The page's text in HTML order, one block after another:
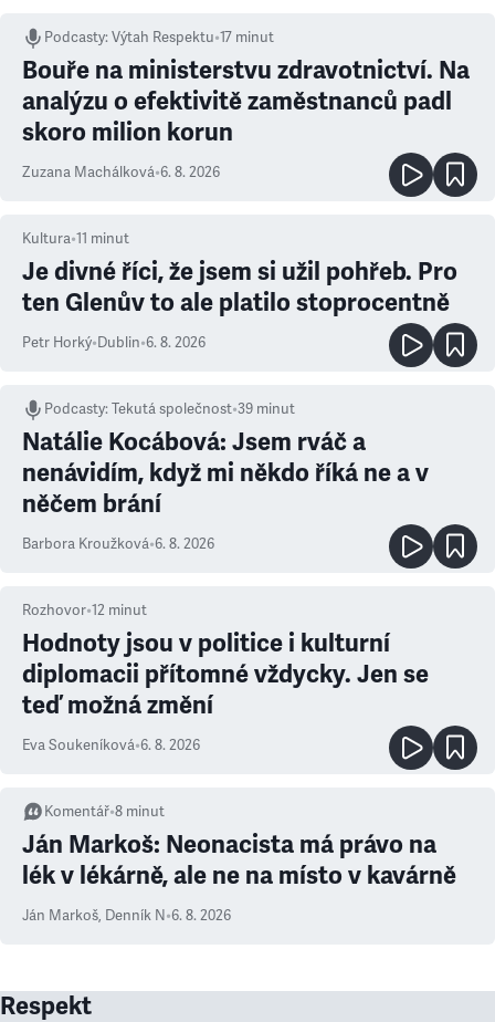
Podcasty:Výtah Respektu•17 minut
Bouře na ministerstvu zdravotnictví. Na
analýzu o efektivitě zaměstnanců padl
skoro milion korun
Zuzana Machálková•6. 8. 2026
Kultura•11 minut
Je divné říci, že jsem si užil pohřeb. Pro
ten Glenův to ale platilo stoprocentně
Petr Horký•Dublin•6. 8. 2026
Podcasty:Tekutá společnost•39 minut
Natálie Kocábová: Jsem rváč a
nenávidím, když mi někdo říká ne a v
něčem brání
Barbora Kroužková•6. 8. 2026
Rozhovor•12 minut
Hodnoty jsou v politice i kulturní
diplomacii přítomné vždycky. Jen se
teď možná změní
Eva Soukeníková•6. 8. 2026
Komentář•8 minut
Ján Markoš: Neonacista má právo na
lék v lékárně, ale ne na místo v kavárně
Ján Markoš, Denník N•6. 8. 2026
Respekt